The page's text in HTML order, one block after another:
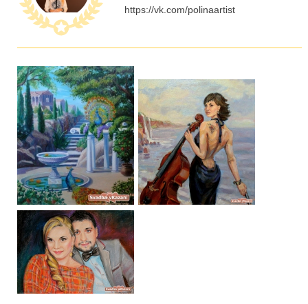
https://vk.com/polinaartist